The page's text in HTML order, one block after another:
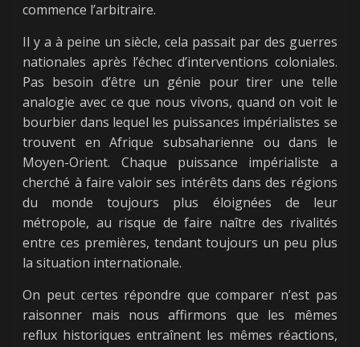
commence l’arbitraire.
Il y a à peine un siècle, cela passait par des guerres
nationales après l’échec d’interventions coloniales.
Pas besoin d’être un génie pour tirer une telle
analogie avec ce que nous vivons, quand on voit le
bourbier dans lequel les puissances impérialistes se
trouvent en Afrique subsaharienne ou dans le
Moyen-Orient. Chaque puissance impérialiste a
cherché à faire valoir ses intérêts dans des régions
du monde toujours plus éloignées de leur
métropole, au risque de faire naître des rivalités
entre ces premières, tendant toujours un peu plus
la situation internationale.
On peut certes répondre que comparer n’est pas
raisonner mais nous affirmons que les mêmes
reflux historiques entraînent les mêmes réactions,